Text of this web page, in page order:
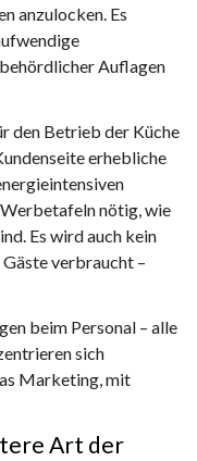
anzulocken. Es
Auflagen
den Betrieb der Küche
erhebliche
nötig, wie
Es wird auch kein
verbraucht –
beim Personal – alle
sich
Marketing, mit
Art der